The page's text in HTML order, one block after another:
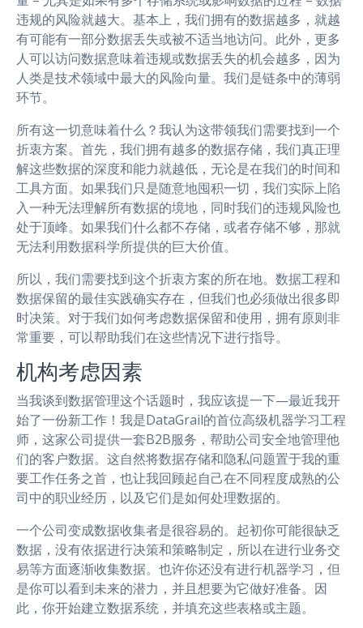
违规的风险就越大。基本上，我们拥有的数据越多，就越
有可能有一部分数据丢失或被不适当地访问。此外，更多
人可以访问数据意味着违规或数据丢失的机会越多，因为
人类是技术领域中最大的风险向量。我们是链条中的薄弱
环节。
所有这一切意味着什么？我认为这带领我们需要找到一个
折衷方案。首先，我们拥有越多的数据存储，我们真正理
解这些数据的深度和能力就越低，无论是在我们的时间和
工具方面。如果我们只是随意地囤积一切，我们实际上陷
入一种无法理解所有数据的境地，同时我们的违规风险也
处于顶峰。如果我们什么都不存储，或者存储不够，那就
无法利用数据科学所提供的巨大价值。
所以，我们需要找到这个折衷方案的所在地。数据工程和
数据保留的最佳实践确实存在，但我们也必须做出很多即
时决策。对于我们如何考虑数据保留和使用，拥有原则非
常重要，可以帮助我们在这些情况下进行指导。
机构考虑因素
当我谈到数据管理这个话题时，我应该提一下—最近我开
始了一份新工作！我是DataGrail的首位高级机器学习工程
师，这家公司提供一套B2B服务，帮助公司安全地管理他
们的客户数据。这自然将数据存储和隐私问题置于我的重
要工作任务之首，也让我回顾起自己在不同程度成熟的公
司中的职业经历，以及它们是如何处理数据的。
一个公司变成数据收集者是很容易的。起初你可能很缺乏
数据，没有依据进行决策和策略制定，所以在进行业务交
易等方面逐渐收集数据。也许你还没有进行机器学习，但
是你可以看到未来的潜力，并且想要为它做好准备。因
此，你开始建立数据系统，并填充这些表格或主题。